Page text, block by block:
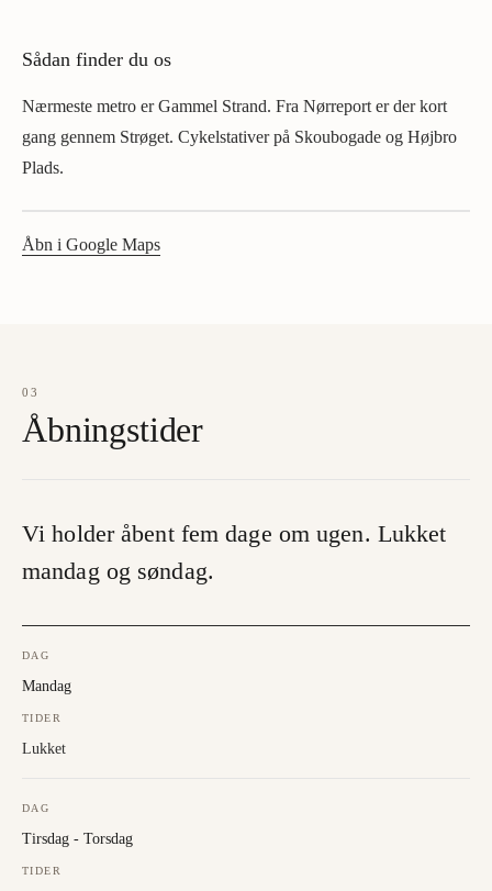
Sådan finder du os
Nærmeste metro er Gammel Strand. Fra Nørreport er der kort
gang gennem Strøget. Cykelstativer på Skoubogade og Højbro
Plads.
Åbn i Google Maps
03
Åbningstider
Vi holder åbent fem dage om ugen. Lukket
mandag og søndag.
DAG
Mandag
TIDER
Lukket
DAG
Tirsdag - Torsdag
TIDER